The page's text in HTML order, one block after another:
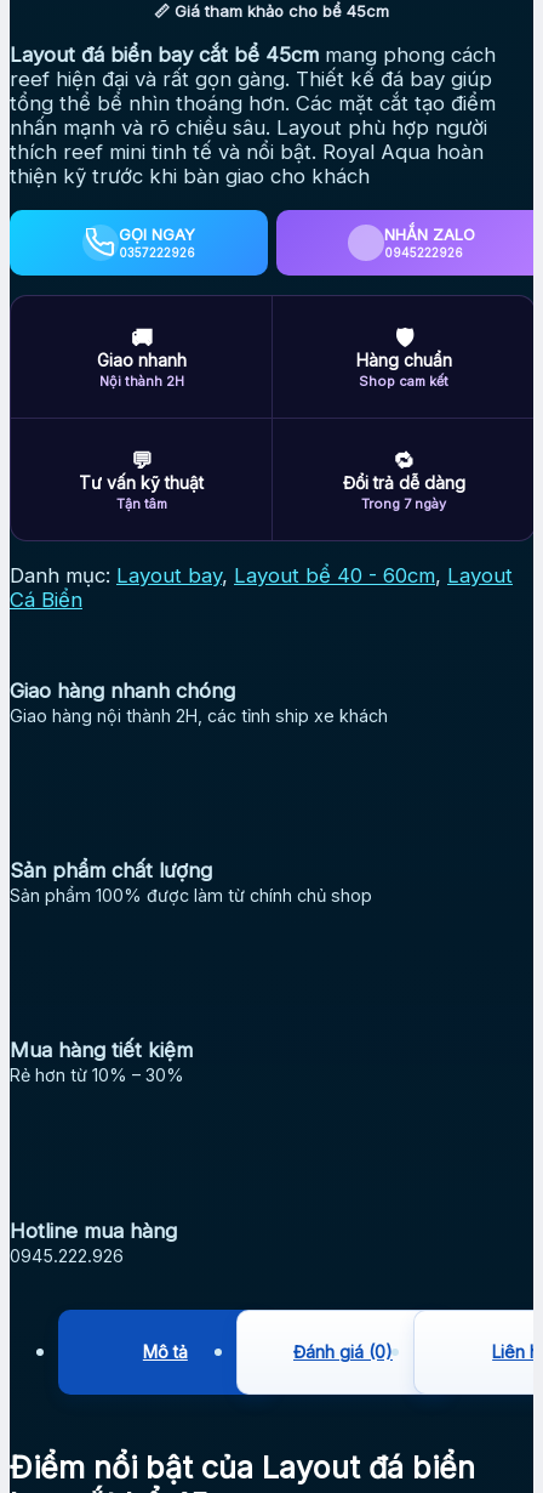
📏 Giá tham khảo cho bể 45cm
Layout đá biển bay cắt bể 45cm mang phong cách
reef hiện đại và rất gọn gàng. Thiết kế đá bay giúp
tổng thể bể nhìn thoáng hơn. Các mặt cắt tạo điểm
nhấn mạnh và rõ chiều sâu. Layout phù hợp người
thích reef mini tinh tế và nổi bật. Royal Aqua hoàn
thiện kỹ trước khi bàn giao cho khách
GỌI NGAY
0357222926
NHẮN ZALO
0945222926
🚚
Giao nhanh
Nội thành 2H
🛡
Hàng chuẩn
Shop cam kết
💬
Tư vấn kỹ thuật
Tận tâm
🔁
Đổi trả dễ dàng
Trong 7 ngày
Danh mục: Layout bay, Layout bể 40 - 60cm, Layout
Cá Biển
Giao hàng nhanh chóng
Giao hàng nội thành 2H, các tỉnh ship xe khách
Sản phẩm chất lượng
Sản phẩm 100% được làm từ chính chủ shop
Mua hàng tiết kiệm
Rẻ hơn từ 10% – 30%
Hotline mua hàng
0945.222.926
Mô tả Đánh giá (0) Liên
Điểm nổi bật của Layout đá biển